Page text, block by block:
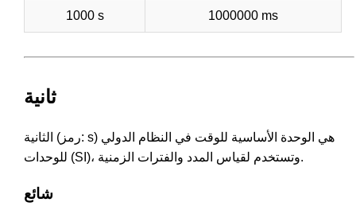
1000 s 1000000 ms
ثانية
الثانية (رمز: s) هي الوحدة الأساسية للوقت في النظام الدولي
للوحدات (SI)، وتستخدم لقياس المدد والفترات الزمنية.
شائع